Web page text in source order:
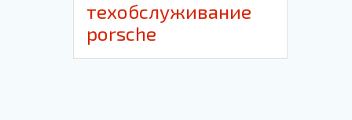
техобслуживание
porsche